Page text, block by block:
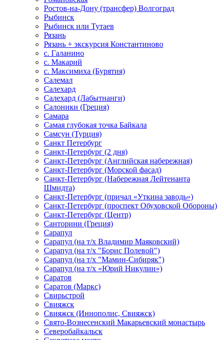
Ростов-на-Дону (трансфер) Волгоград
Рыбинск
Рыбинск или Тутаев
Рязань
Рязань + экскурсия Константиново
с. Галанино
с. Макарий
с. Максимиха (Бурятия)
Салемал
Салехард
Салехард (Лабытнанги)
Салоники (Греция)
Самара
Самая глубокая точка Байкала
Самсун (Турция)
Санкт Петербург
Санкт-Петербург (2 дня)
Санкт-Петербург (Английская набережная)
Санкт-Петербург (Морской фасад)
Санкт-Петербург (Набережная Лейтенанта
Шмидта)
Санкт-Петербург (причал «Уткина заводь»)
Санкт-Петербург (проспект Обуховской Обороны)
Санкт-Петербург (Центр)
Санторини (Греция)
Сарапул
Сарапул (на т/х Владимир Маяковский)
Сарапул (на т/х "Борис Полевой")
Сарапул (на т/х "Мамин-Сибиряк")
Сарапул (на т/х «Юрий Никулин»)
Саратов
Саратов (Маркс)
Свирьстрой
Свияжск
Свияжск (Иннополис, Свияжск)
Свято-Вознесенский Макарьевский монастырь
Северобайкальск